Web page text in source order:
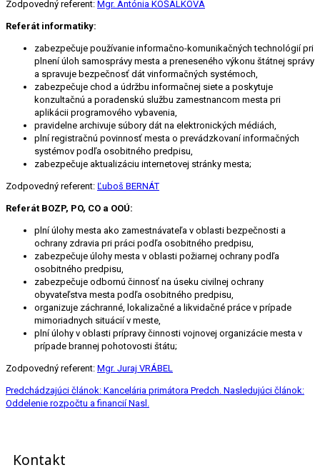
Zodpovedný referent: Mgr. Antónia KOŠALKOVÁ
Referát informatiky:
zabezpečuje používanie informačno-komunikačných technológií pri
plnení úloh samosprávy mesta a preneseného výkonu štátnej správy
a spravuje bezpečnosť dát vinformačných systémoch,
zabezpečuje chod a údržbu informačnej siete a poskytuje
konzultačnú a poradenskú službu zamestnancom mesta pri
aplikácii programového vybavenia,
pravidelne archivuje súbory dát na elektronických médiách,
plní registračnú povinnosť mesta o prevádzkovaní informačných
systémov podľa osobitného predpisu,
zabezpečuje aktualizáciu internetovej stránky mesta;
Zodpovedný referent: Ľuboš BERNÁT
Referát BOZP, PO, CO a OOÚ:
plní úlohy mesta ako zamestnávateľa v oblasti bezpečnosti a
ochrany zdravia pri práci podľa osobitného predpisu,
zabezpečuje úlohy mesta v oblasti požiarnej ochrany podľa
osobitného predpisu,
zabezpečuje odbornú činnosť na úseku civilnej ochrany
obyvateľstva mesta podľa osobitného predpisu,
organizuje záchranné, lokalizačné a likvidačné práce v prípade
mimoriadnych situácií v meste,
plní úlohy v oblasti prípravy činnosti vojnovej organizácie mesta v
prípade brannej pohotovosti štátu;
Zodpovedný referent: Mgr. Juraj VRÁBEL
Predchádzajúci článok: Kancelária primátora Predch. Nasledujúci článok:
Oddelenie rozpočtu a financiíNasl.
Kontakt